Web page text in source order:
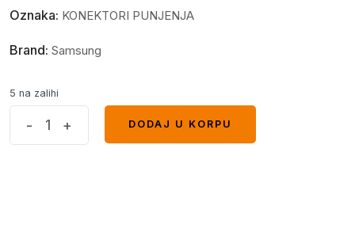
Oznaka: KONEKTORI PUNJENJA
Brand: Samsung
5 na zalihi
- +
DODAJ U KORPU